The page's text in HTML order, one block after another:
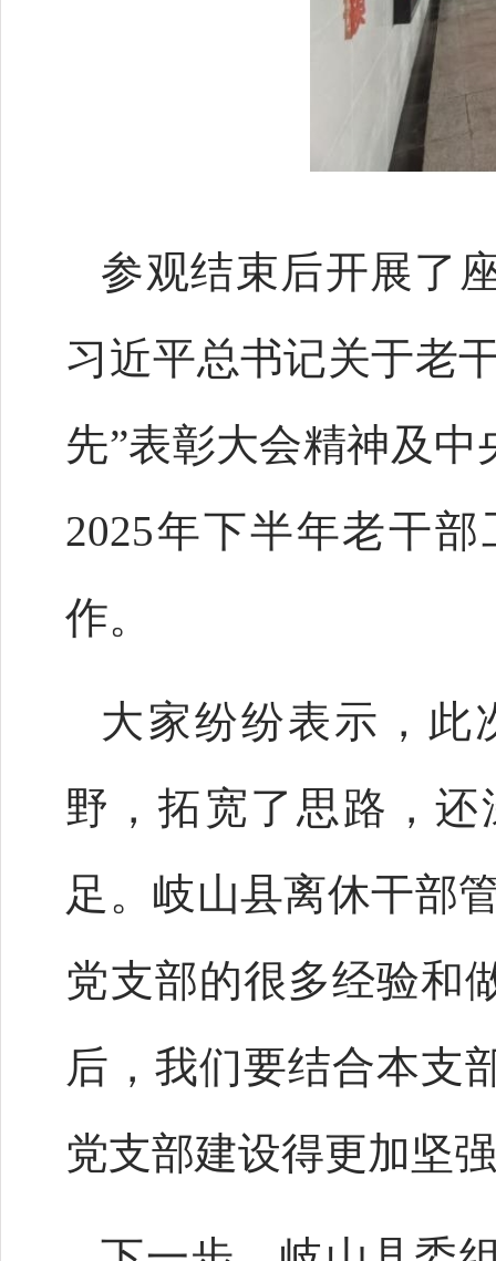
参观结束后开展了
习近平总书记关于老
先”表彰大会精神及
2025年下半年老干
作。
大家纷纷表示，此
野，拓宽了思路，
足。岐山县离休干部
党支部的很多经验和
后，我们要结合本支
党支部建设得更加坚